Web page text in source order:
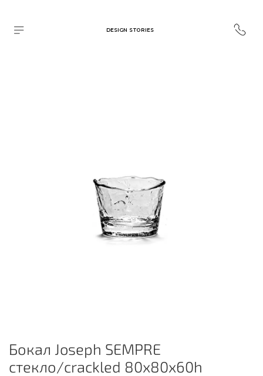
DESIGN STORIES
Бокал Joseph SEMPRE
стекло/crackled 80х80х60h